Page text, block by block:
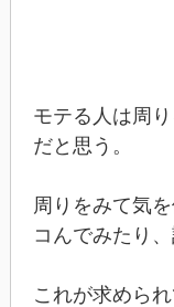
モテる人は周
だと思う。
周りをみて気
コんでみたり、
これが求めら